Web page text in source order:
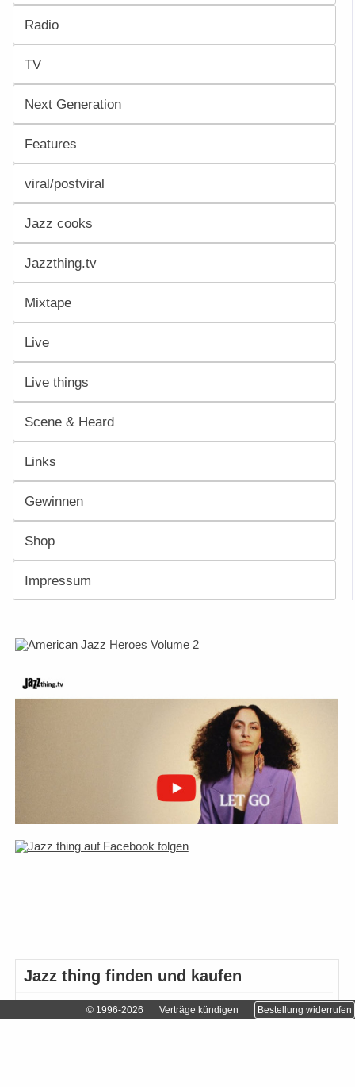
Radio
TV
Next Generation
Features
viral/postviral
Jazz cooks
Jazzthing.tv
Mixtape
Live
Live things
Scene & Heard
Links
Gewinnen
Shop
Impressum
Jazz thing finden und kaufen
Abonnieren© 1996-2026 Verträge kündigen Bestellung widerrufen